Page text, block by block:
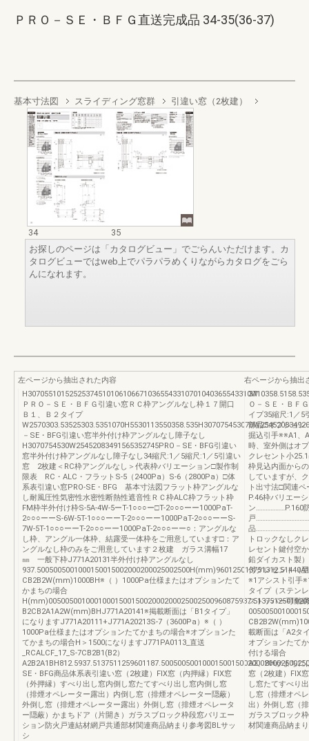
ＰＲＯ－ＳＥ・ＢＦＧ直送完成品 34-35(36-37)
基本寸法図 スライディング窓群 引違い窓（2枚建）
34
35
お探しのページは「カタログビュー」でごらんいただけます。カ
タログビューではweb上でパラパラめくりながらカタログをごら
んになれます。
左ページから抽出された内容
H307055101525253745101061066710365543310701040365543310W
ＰＲＯ－ＳＥ・ＢＦＧ引違い窓ＲＣ枠アングルなし枠１７開口
Ｂ１、Ｂ２タイプ
－SE・BFG引違い窓半外付け枠アングルなし障子なし
H3070754530W25452083491565352745PRO－SE・BFG引違い
窓半外付け枠アングルなし障子なし34縮尺:1／5縮尺:1／5引違い
窓 2枚建＜RC枠アングルなし＞代表枠バリエーション□製作制
限表 RC・ALC・フラットS-5（2400Pa）S-6（2800Pa）□体
系表引違い窓PRO-SE・BFG 基本寸法図フラット枠アングルな
し耐風圧性気密性水密性断熱性遮音性ＲＣ枠ALC枠フラット枠
FM枠半外付け枠S-5A-4W-5ーT-1○○○ー□T-2○○○ーー1000PaT-
2○○○ーーS-6W-5T-1○○○ーーT-2○○○ーー1000PaT-2○○○ーーS-
7W-5T-1○○○ーーT-2○○○ーー1000PaT-2○○○ーー○：アングルな
し枠、アングル一体枠、結露受一体枠をご用意しています□：ア
ングルなし枠のみをご用意しています２枚建 ガラス溝幅17
㎜ 一般下枠J771A20131半外付け枠アングルなし
CB2B2W(mm)1000BH※（ ）1000Pa仕様またはオプションたて
かまちの場合
B2CB2A1A2W(mm)BHJ771A20141※掲載断面は「B1タイプ」
になりますJ771A20111+J771A20213S-7（3600Pa）※（ ）
1000Pa仕様またはオプションたてかまちの場合※オプションた
てかまちの場合H＞1500になりますJ771PA0113_直送
_RCALCF_17_S-7CB2B1(B2）
SE・BFG商品体系表引違い窓（2枚建）FIX窓（内押縁）FIX窓
（外押縁）すべり出し窓内倒し窓たてすべり出し窓内倒し窓
（排煙オペレーター露出）内倒し窓（排煙オペレーター隠蔽）
外倒し窓（排煙オペレーター露出）外倒し窓（排煙オペレータ
ー隠蔽）かまちドア（片開き）ガラスブロック枠段窓バリエー
ション防火戸連結材網戸共通部材関連商品納まり参考図BLサッ
シ
右ページから抽出
Ｏ－ＳＥ・ＢＦ
イプ35縮尺:1／
部品□オプション
掘込引手※※A1、
時、室外側はオ
クレセント小
枠見込内面から
していますが、
ト出寸法□関連
P.46枠バリエー
ン………………P.160
戸
品
トロックなしク
レセント鍵付空
鉛ダイカスト製
付クレセント（
※1アシスト引手
タイプ（ステン
ストッパー可動
載断面は「A2タ
オプションたて
付ける場合 H
A2、BHかまちに
窓（2枚建）FIX
し窓たてすべり
し窓（排煙オペ
出）外倒し窓（
ガラスブロック
材関連商品納ま